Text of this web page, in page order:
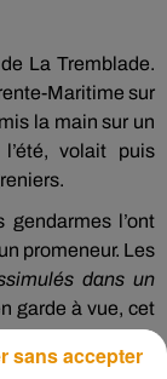
La Tremblade.
Maritime sur
la main sur un
volait puis
l’ont
promeneur. Les
dans un
garde à vue, cet
cinquantaine de
et sur l’île
sans accepter